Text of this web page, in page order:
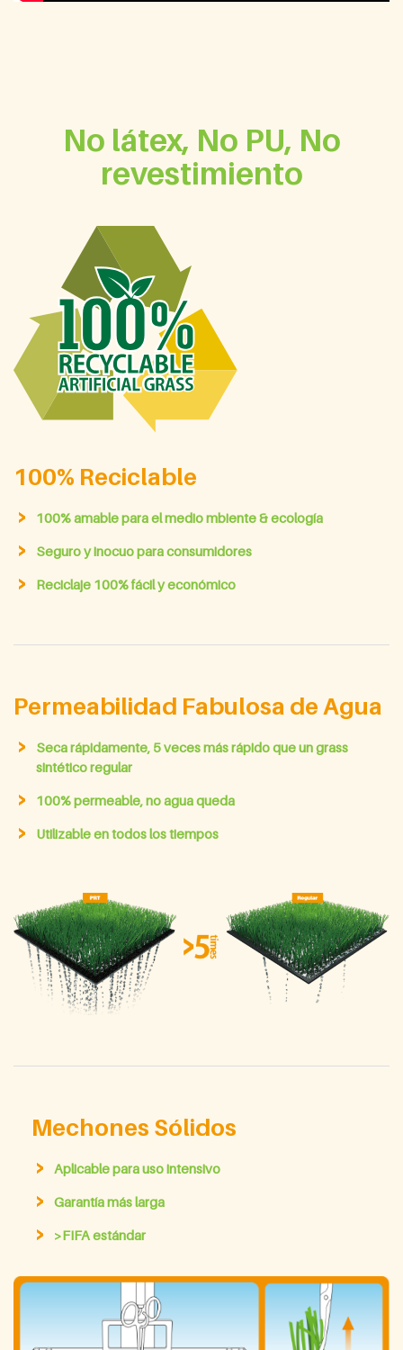
No látex, No PU, No
revestimiento
100% Reciclable
100% amable para el medio mbiente & ecología
Seguro y inocuo para consumidores
Reciclaje 100% fácil y económico
Permeabilidad Fabulosa de Agua
Seca rápidamente, 5 veces más rápido que un grass
sintético regular
100% permeable, no agua queda
Utilizable en todos los tiempos
Mechones Sólidos
Aplicable para uso intensivo
Garantía más larga
>FIFA estándar